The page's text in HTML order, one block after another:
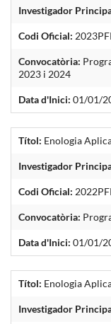
Investigador
Codi Oficial:
Convocatòria:
2023 i 2024
Data d'Inici: 01/01/
Títol: Enologia
Investigador
Codi Oficial:
Convocatòria:
Data d'Inici: 01/01/
Títol: Enologia
Investigador